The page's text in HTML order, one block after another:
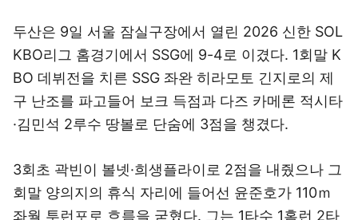
두산은 9일 서울 잠실구장에서 열린 2026 신한 SOL
KBO리그 홈경기에서 SSG에 9-4로 이겼다. 1회말 K
BO 데뷔전을 치른 SSG 좌완 히라모토 긴지로의 제
구 난조를 파고들어 보크 득점과 다즈 카메론 적시타
·김민석 2루수 땅볼로 단숨에 3점을 챙겼다.
3회초 곽빈이 볼넷·희생플라이로 2점을 내줬으나 그
회말 양의지의 휴식 자리에 들어선 윤준호가 110ｍ
좌월 투런포로 흐름을 굳혔다. 그는 1타수 1홈런 2타